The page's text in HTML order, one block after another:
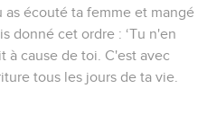
as écouté ta femme et mangé
donné cet ordre : ‘Tu n'en
à cause de toi. C'est avec
tous les jours de ta vie.